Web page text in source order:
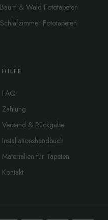
Baum & Wald Fototapeten
Schlafzimmer Fototapeten
HILFE
FAQ
Zahlung
Versand & Rückgabe
Installationshandbuch
Materialien für Tapeten
Kontakt